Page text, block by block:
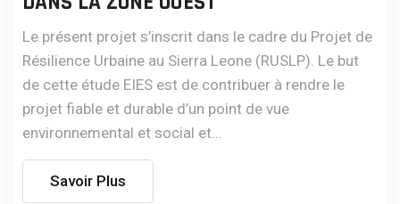
Le présent projet s’inscrit dans le cadre du Projet de
Résilience Urbaine au Sierra Leone (RUSLP). Le but
de cette étude EIES est de contribuer à rendre le
projet fiable et durable d’un point de vue
environnemental et social et...
Savoir Plus